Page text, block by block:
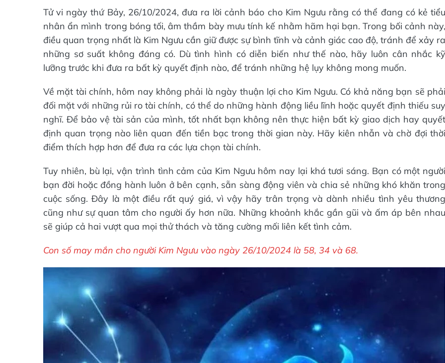
Tử vi ngày thứ Bảy, 26/10/2024, đưa ra lời cảnh báo cho Kim Ngưu rằng có thể đang có kẻ tiểu
nhân ẩn mình trong bóng tối, âm thầm bày mưu tính kế nhằm hãm hại bạn. Trong bối cảnh này,
điều quan trọng nhất là Kim Ngưu cần giữ được sự bình tĩnh và cảnh giác cao độ, tránh để xảy ra
những sơ suất không đáng có. Dù tình hình có diễn biến như thế nào, hãy luôn cân nhắc kỹ
lưỡng trước khi đưa ra bất kỳ quyết định nào, để tránh những hệ lụy không mong muốn.
Về mặt tài chính, hôm nay không phải là ngày thuận lợi cho Kim Ngưu. Có khả năng bạn sẽ phải
đối mặt với những rủi ro tài chính, có thể do những hành động liều lĩnh hoặc quyết định thiếu suy
nghĩ. Để bảo vệ tài sản của mình, tốt nhất bạn không nên thực hiện bất kỳ giao dịch hay quyết
định quan trọng nào liên quan đến tiền bạc trong thời gian này. Hãy kiên nhẫn và chờ đợi thời
điểm thích hợp hơn để đưa ra các lựa chọn tài chính.
Tuy nhiên, bù lại, vận trình tình cảm của Kim Ngưu hôm nay lại khá tươi sáng. Bạn có một người
bạn đời hoặc đồng hành luôn ở bên cạnh, sẵn sàng động viên và chia sẻ những khó khăn trong
cuộc sống. Đây là một điều rất quý giá, vì vậy hãy trân trọng và dành nhiều tình yêu thương
cũng như sự quan tâm cho người ấy hơn nữa. Những khoảnh khắc gần gũi và ấm áp bên nhau
sẽ giúp cả hai vượt qua mọi thử thách và tăng cường mối liên kết tình cảm.
Con số may mắn cho người Kim Ngưu vào ngày 26/10/2024 là 58, 34 và 68.